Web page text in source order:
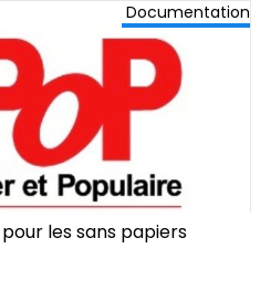
Documentation
les sans papiers